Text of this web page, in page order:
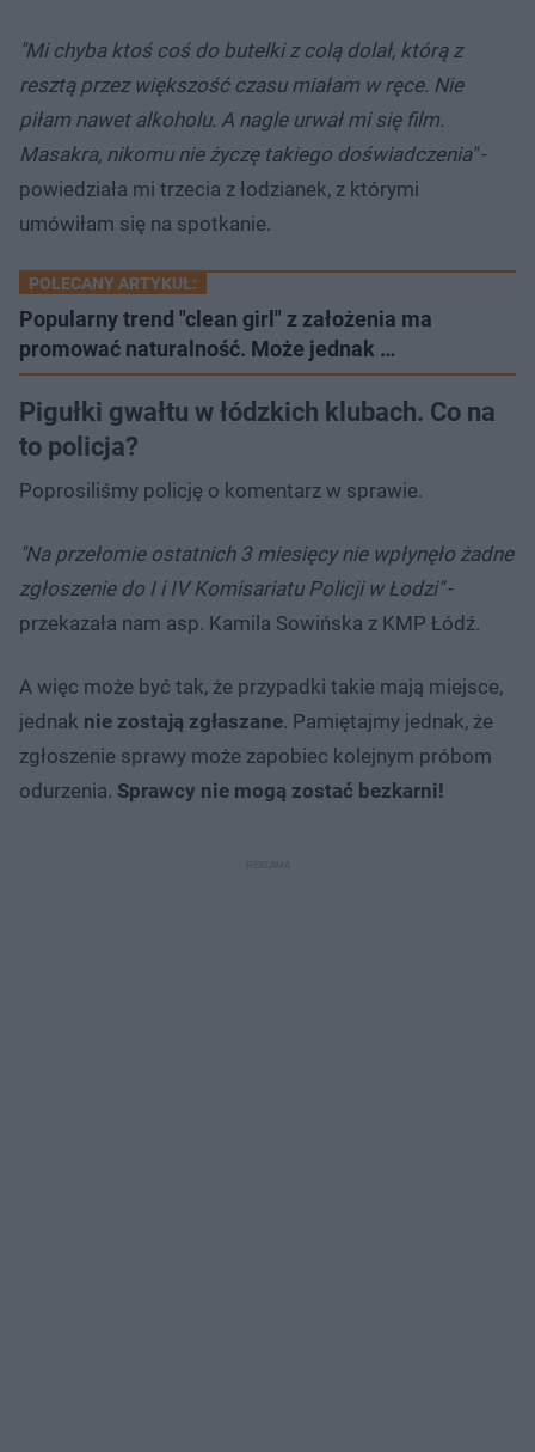
"Mi chyba ktoś coś do butelki z colą dolał, którą z
resztą przez większość czasu miałam w ręce. Nie
piłam nawet alkoholu. A nagle urwał mi się film.
Masakra, nikomu nie życzę takiego doświadczenia"-
powiedziała mi trzecia z łodzianek, z którymi
umówiłam się na spotkanie.
POLECANY ARTYKUŁ:
Popularny trend "clean girl" z założenia ma
promować naturalność. Może jednak …
Pigułki gwałtu w łódzkich klubach. Co na
to policja?
Poprosiliśmy policję o komentarz w sprawie.
"Na przełomie ostatnich 3 miesięcy nie wpłynęło żadne
zgłoszenie do I i IV Komisariatu Policji w Łodzi"-
przekazała nam asp. Kamila Sowińska z KMP Łódź.
A więc może być tak, że przypadki takie mają miejsce,
jednak nie zostają zgłaszane. Pamiętajmy jednak, że
zgłoszenie sprawy może zapobiec kolejnym próbom
odurzenia. Sprawcy nie mogą zostać bezkarni!